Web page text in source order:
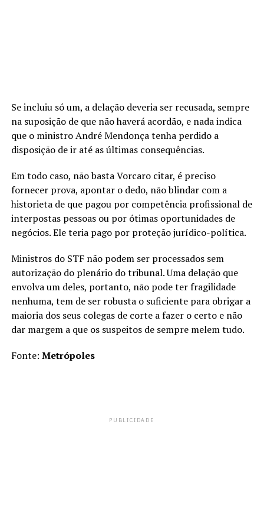
Se incluiu só um, a delação deveria ser recusada, sempre
na suposição de que não haverá acordão, e nada indica
que o ministro André Mendonça tenha perdido a
disposição de ir até as últimas consequências.
Em todo caso, não basta Vorcaro citar, é preciso
fornecer prova, apontar o dedo, não blindar com a
historieta de que pagou por competência profissional de
interpostas pessoas ou por ótimas oportunidades de
negócios. Ele teria pago por proteção jurídico-política.
Ministros do STF não podem ser processados sem
autorização do plenário do tribunal. Uma delação que
envolva um deles, portanto, não pode ter fragilidade
nenhuma, tem de ser robusta o suficiente para obrigar a
maioria dos seus colegas de corte a fazer o certo e não
dar margem a que os suspeitos de sempre melem tudo.
Fonte: Metrópoles
PUBLICIDADE